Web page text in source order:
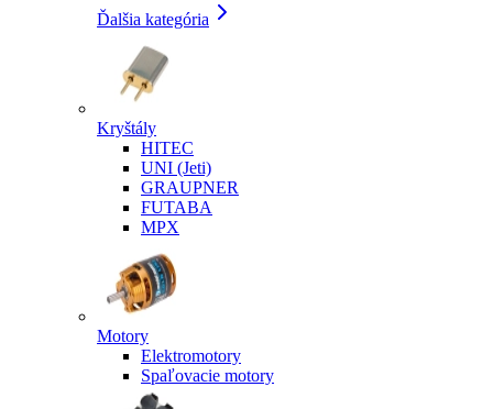
Ďalšia kategória
Kryštály
HITEC
UNI (Jeti)
GRAUPNER
FUTABA
MPX
Motory
Elektromotory
Spaľovacie motory